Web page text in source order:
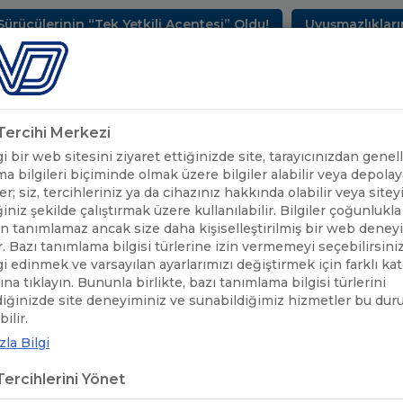
“Tek Yetkili Acentesi” Oldu! Uyuşmazlıkların Çözüm
SEKTÖREL BİLGİLER UND YAYINLARI
UND'DEN HABERLER / IRAK TEMSİLCİLER MECLİSİ BAŞKANI
TEMSİLCİLER MECLİSİ BAŞKANI
Merkezi
bir web sitesini ziyaret ettiğinizde site, tarayıcınızdan
bilgileri biçiminde olmak üzere bilgiler alabilir veya
siz, tercihleriniz ya da cihazınız hakkında olabilir veya siteyi
şekilde çalıştırmak üzere kullanılabilir. Bilgiler
tanımlamaz ancak size daha kişiselleştirilmiş bir web
Bazı tanımlama bilgisi türlerine izin vermemeyi
edinmek ve varsayılan ayarlarımızı değiştirmek için farklı
tıklayın. Bununla birlikte, bazı tanımlama bilgisi türlerini
site deneyiminiz ve sunabildiğimiz hizmetler bu
Bilgi
Yönet